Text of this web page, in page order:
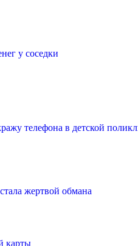
у соседки
телефона в детской
жертвой обмана
карты